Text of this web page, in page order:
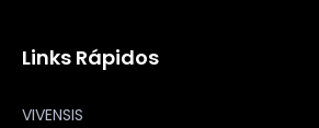
Links Rápidos
VIVENSIS